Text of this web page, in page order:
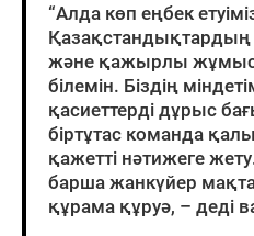
“Алда көп еңбек
Қазақстандықтардың
және қажырлы жұмыс
білемін. Біздің
қасиеттерді дұрыс
біртұтас команда
қажетті нәтижеге
барша жанкүйер
құрама құруә, – деді